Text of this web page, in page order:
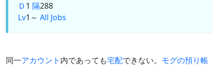
Ｄ1 隔288
Lv1～ All Jobs
同一アカウント 内であっても宅配できない。 モグの預り帳